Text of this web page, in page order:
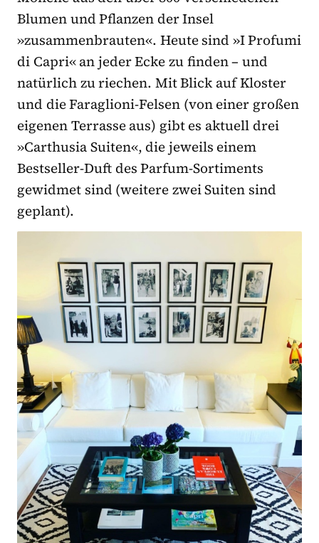
Blumen und Pflanzen der Insel
»zusammenbrauten«. Heute sind »I Profumi
di Capri« an jeder Ecke zu finden – und
natürlich zu riechen. Mit Blick auf Kloster
und die Faraglioni-Felsen (von einer großen
eigenen Terrasse aus) gibt es aktuell drei
»Carthusia Suiten«, die jeweils einem
Bestseller-Duft des Parfum-Sortiments
gewidmet sind (weitere zwei Suiten sind
geplant).